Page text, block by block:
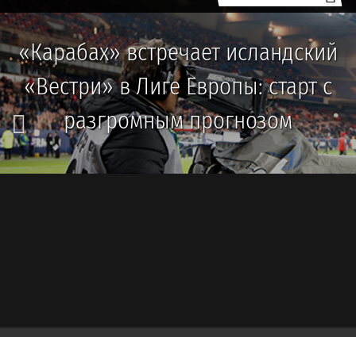
«Карабах» встречает исландский
«Вестри» в Лиге Европы: старт с
разгромным прогнозом